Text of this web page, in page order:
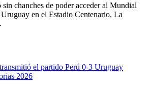
chanches de poder acceder al Mundial
en el Estadio Centenario. La